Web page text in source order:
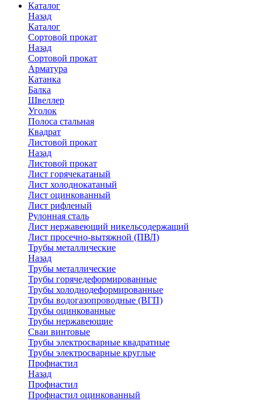
Каталог
Назад
Каталог
Сортовой прокат
Назад
Сортовой прокат
Арматура
Катанка
Балка
Швеллер
Уголок
Полоса стальная
Квадрат
Листовой прокат
Назад
Листовой прокат
Лист горячекатаный
Лист холоднокатаный
Лист оцинкованный
Лист рифленый
Рулонная сталь
Лист нержавеющий никельсодержащий
Лист просечно-вытяжной (ПВЛ)
Трубы металлические
Назад
Трубы металлические
Трубы горячедеформированные
Трубы холоднодеформированные
Трубы водогазопроводные (ВГП)
Трубы оцинкованные
Трубы нержавеющие
Сваи винтовые
Трубы электросварные квадратные
Трубы электросварные круглые
Профнастил
Назад
Профнастил
Профнастил оцинкованный